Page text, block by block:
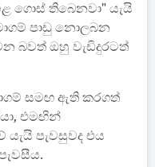
ගොස් තිබෙනවා" යැයි
පාඩු නොලබන
බවත් ඔහු වැඩිදුරටත්
සමඟ ඇති කරගත්
එමඟින්
පැවසුවද එය